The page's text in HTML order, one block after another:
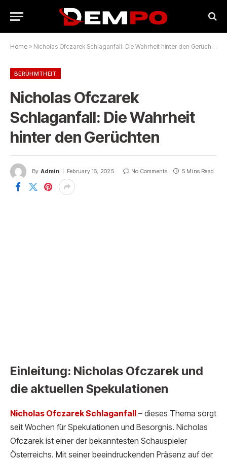
Home » Nicholas Ofczarek Schlaganfall: Die Wahrheit hinter den Gerüchten
BERÜHMTHEIT
Nicholas Ofczarek
Schlaganfall: Die Wahrheit
hinter den Gerüchten
By Admin February 16, 2025 No Comments 5 Mins Read
Einleitung: Nicholas Ofczarek und
die aktuellen Spekulationen
Nicholas Ofczarek Schlaganfall – dieses Thema sorgt
seit Wochen für Spekulationen und Besorgnis. Nicholas
Ofczarek ist einer der bekanntesten Schauspieler
Österreichs. Mit seiner beeindruckenden Präsenz auf der